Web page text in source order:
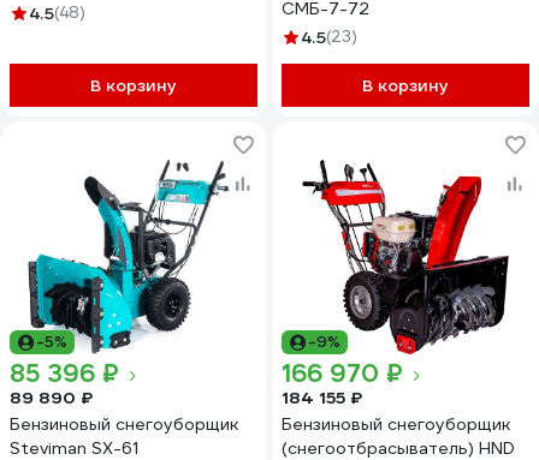
4.5(48)
В корзину
СМБ-7-72
4.5(23)
В корзину
-5%
85 396 ₽
89 890 ₽
Бензиновый снегоуборщик
Steviman SX-61
-9%
166 970 ₽
184 155 ₽
Бензиновый снегоуборщик
(снегоотбрасыватель) HND